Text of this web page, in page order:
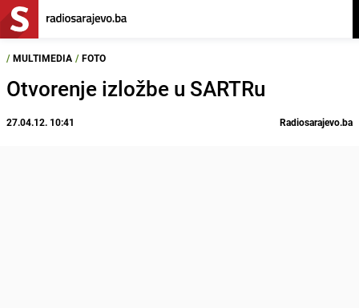
/ MULTIMEDIA / FOTO
Otvorenje izložbe u SARTRu
27.04.12. 10:41 Radiosarajevo.ba